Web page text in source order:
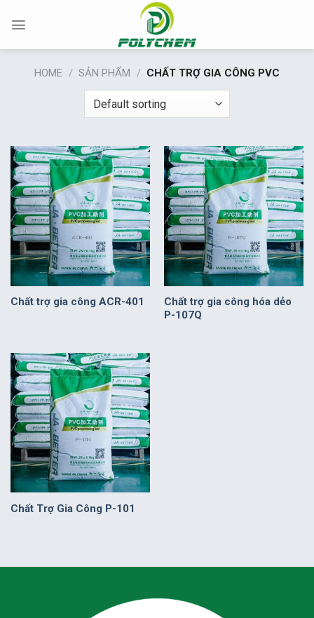
đến
HOME / SẢN PHẨM / CHẤT TRỢ GIA CÔNG PVC
Chất trợ gia công ACR-401
Chất trợ gia công hóa dẻo
P-107Q
Chất Trợ Gia Công P-101